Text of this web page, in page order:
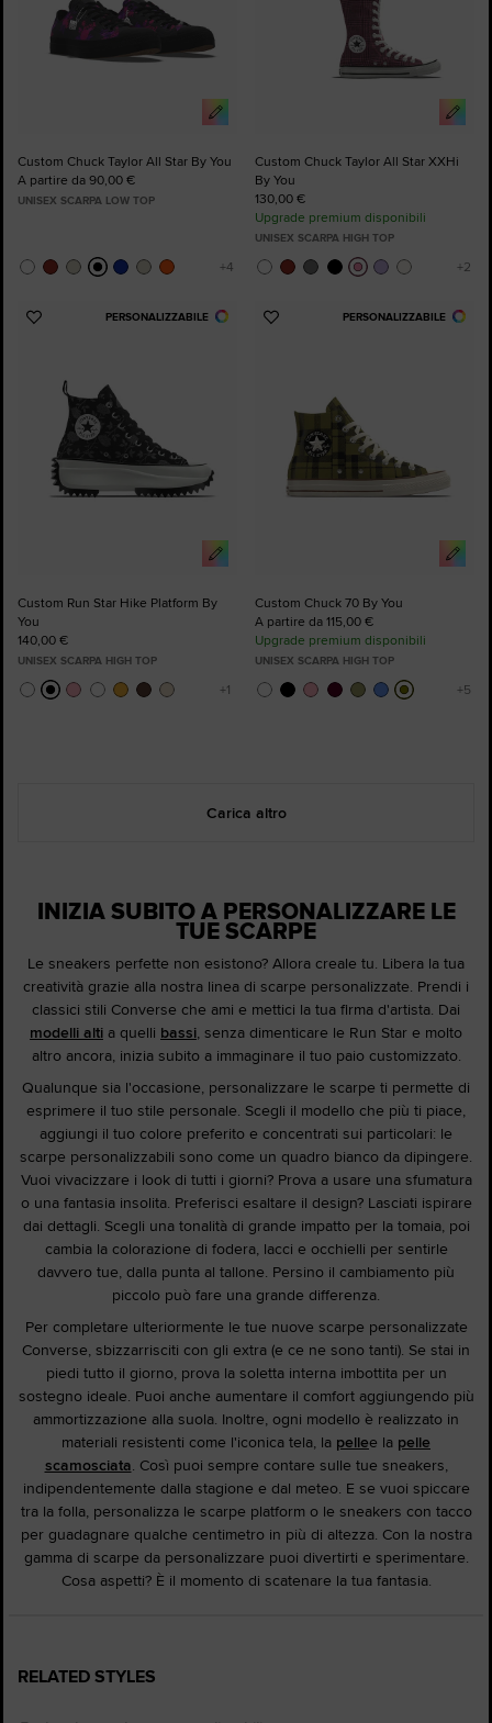
Custom Chuck Taylor All Star By You
A partire da 90,00 €
UNISEX SCARPA LOW TOP
Custom Chuck Taylor All Star XXHi
By You
130,00 €
Upgrade premium disponibili
UNISEX SCARPA HIGH TOP
PERSONALIZZABILE
Aggiungi
Custom Run Star Hike Platform By
You
140,00 €
UNISEX SCARPA HIGH TOP
PERSONALIZZABILE
Aggiungi
Custom Chuck 70 By You
A partire da 115,00 €
Upgrade premium disponibili
UNISEX SCARPA HIGH TOP
Carica altro
INIZIA SUBITO A PERSONALIZZARE LE
TUE SCARPE
Le sneakers perfette non esistono? Allora creale tu. Libera la tua
creatività grazie alla nostra linea di scarpe personalizzate. Prendi i
classici stili Converse che ami e mettici la tua firma d'artista. Dai
modelli alti a quelli bassi, senza dimenticare le Run Star e molto
altro ancora, inizia subito a immaginare il tuo paio customizzato.
Qualunque sia l'occasione, personalizzare le scarpe ti permette di
esprimere il tuo stile personale. Scegli il modello che più ti piace,
aggiungi il tuo colore preferito e concentrati sui particolari: le
scarpe personalizzabili sono come un quadro bianco da dipingere.
Vuoi vivacizzare i look di tutti i giorni? Prova a usare una sfumatura
o una fantasia insolita. Preferisci esaltare il design? Lasciati ispirare
dai dettagli. Scegli una tonalità di grande impatto per la tomaia, poi
cambia la colorazione di fodera, lacci e occhielli per sentirle
davvero tue, dalla punta al tallone. Persino il cambiamento più
piccolo può fare una grande differenza.
Per completare ulteriormente le tue nuove scarpe personalizzate
Converse, sbizzarrisciti con gli extra (e ce ne sono tanti). Se stai in
piedi tutto il giorno, prova la soletta interna imbottita per un
sostegno ideale. Puoi anche aumentare il comfort aggiungendo più
ammortizzazione alla suola. Inoltre, ogni modello è realizzato in
materiali resistenti come l'iconica tela, la pellee la pelle
scamosciata. Così puoi sempre contare sulle tue sneakers,
indipendentemente dalla stagione e dal meteo. E se vuoi spiccare
tra la folla, personalizza le scarpe platform o le sneakers con tacco
per guadagnare qualche centimetro in più di altezza. Con la nostra
gamma di scarpe da personalizzare puoi divertirti e sperimentare.
Cosa aspetti? È il momento di scatenare la tua fantasia.
RELATED STYLES